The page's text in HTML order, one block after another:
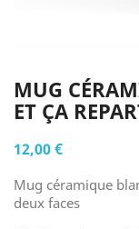
MUG
ET ÇA
12,00 €
Mug céramique
deux faces